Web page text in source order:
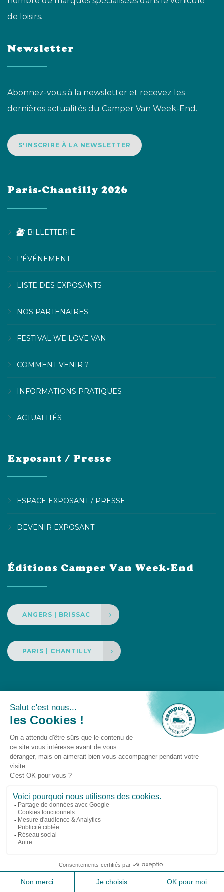
de loisirs.
Newsletter
Abonnez-vous à la newsletter et recevez les
dernières actualités du Camper Van Week-End.
S'INSCRIRE À LA NEWSLETTER
Paris-Chantilly 2026
BILLETTERIE
L’ÉVÉNEMENT
LISTE DES EXPOSANTS
NOS PARTENAIRES
FESTIVAL WE LOVE VAN
COMMENT VENIR ?
INFORMATIONS PRATIQUES
ACTUALITÉS
Exposant / Presse
ESPACE EXPOSANT / PRESSE
DEVENIR EXPOSANT
Éditions Camper Van Week-End
ANGERS | BRISSAC
PARIS | CHANTILLY
Un événement
Camper Van Week-End © 2025 -
cookies-Droit à l'oubli